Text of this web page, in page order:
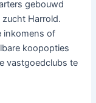
gebouwd
Harrold.
inkomens of
koopopties
vastgoedclubs te